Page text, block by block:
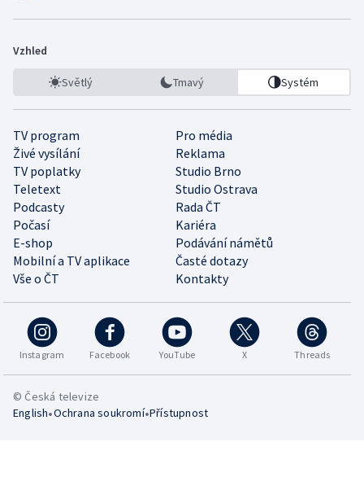
Vzhled
Světlý Tmavý Systém
TV program
Pro média
Živé vysílání
Reklama
TV poplatky
Studio Brno
Teletext
Studio Ostrava
Podcasty
Rada ČT
Počasí
Kariéra
E-shop
Podávání námětů
Mobilní a TV aplikace
Časté dotazy
Vše o ČT
Kontakty
Instagram Facebook YouTube X Threads
© Česká televize
English•Ochrana soukromí•Přístupnost